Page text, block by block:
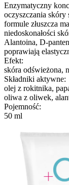
Enzymatyczny
oczyszczania
formule złuszcza
niedoskonałości
Alantoina, D-
poprawiają
Efekt:
skóra odświeżona,
Składniki aktywne:
olej z rokitnika,
oliwa z oliwek,
Pojemność:
50 ml